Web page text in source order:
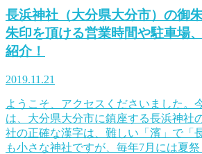
長浜神社（大分県大分市）の御
朱印を頂ける営業時間や駐車場
紹介！
2019.11.21
ようこそ、アクセスくださいました。
は、大分県大分市に鎮座する長浜神社
社の正確な漢字は、難しい「濱」で「
も小さな神社ですが、毎年7月には夏